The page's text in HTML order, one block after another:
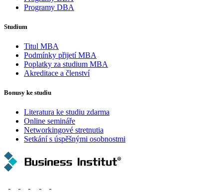
Programy DBA
Studium
Titul MBA
Podmínky přijetí MBA
Poplatky za studium MBA
Akreditace a členství
Bonusy ke studiu
Literatura ke studiu zdarma
Online semináře
Networkingové stretnutia
Setkání s úspěšnými osobnostmi